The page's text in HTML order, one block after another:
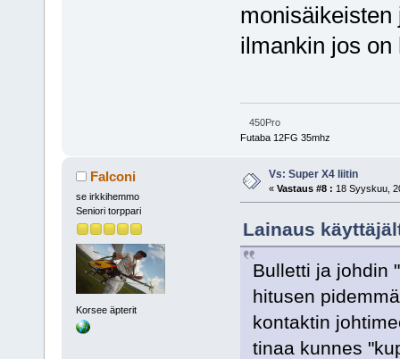
monisäikeisten
ilmankin jos on
450Pro
Futaba 12FG 35mhz
Falconi
se irkkihemmo
Seniori torppari
Korsee äpterit
Vs: Super X4 liitin
« Vastaus #8 : 18 Syyskuu,
Lainaus
Bulletti ja johdin
hitusen
kontaktin
tinaa kunnes